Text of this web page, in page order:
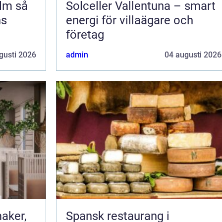
2026
Solceller Vallentuna – smart
energi för villaägare och
företag
admin 04 augusti 2026
Spansk restaurang i